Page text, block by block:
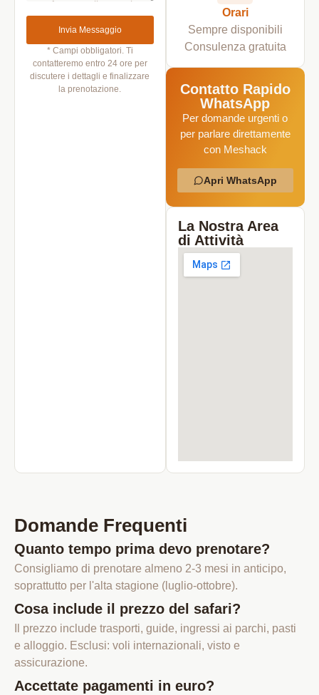
Orari
Sempre disponibili
Consulenza gratuita
Contatto Rapido
WhatsApp
Per domande urgenti o
per parlare direttamente
con Meshack
Apri WhatsApp
La Nostra Area
di Attività
Invia Messaggio
* Campi obbligatori. Ti
contatteremo entro 24 ore per
discutere i dettagli e finalizzare
la prenotazione.
Domande Frequenti
Quanto tempo prima devo prenotare?
Consigliamo di prenotare almeno 2-3 mesi in anticipo,
soprattutto per l'alta stagione (luglio-ottobre).
Cosa include il prezzo del safari?
Il prezzo include trasporti, guide, ingressi ai parchi, pasti
e alloggio. Esclusi: voli internazionali, visto e
assicurazione.
Accettate pagamenti in euro?